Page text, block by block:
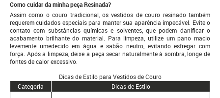
Como cuidar da minha peça Resinada?
Assim como o couro tradicional, os vestidos de couro resinado também
requerem cuidados especiais para manter sua aparência impecável. Evite o
contato com substâncias químicas e solventes, que podem danificar o
acabamento brilhante do material. Para limpeza, utilize um pano macio
levemente umedecido em água e sabão neutro, evitando esfregar com
força. Após a limpeza, deixe a peça secar naturalmente à sombra, longe de
fontes de calor excessivo.
Dicas de Estilo para Vestidos de Couro
Categoria
Dicas de Estilo